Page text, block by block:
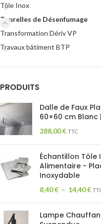
Tôle Inox
Tourelles de Désenfumage
Transformation Dériv VP
Travaux bâtiment BTP
PRODUITS
Dalle de Faux
60×60 cm Blanc
288,00€ TTC
Échantillon Tôle
Alimentaire -
Inoxydable
8,40€ – 14,40€
Lampe